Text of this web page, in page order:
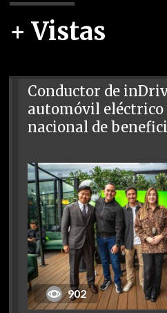
+ Vistas
Conductor de
automóvil
nacional de
902